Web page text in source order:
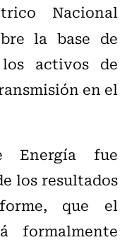
Nacional
la base de
activos de
en el
Energía fue
los resultados
que el
formalmente